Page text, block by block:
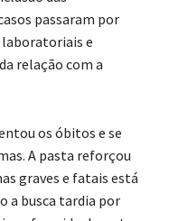
passaram por
laboratoriais e
relação com a
os óbitos e se
A pasta reforçou
graves e fatais está
a busca tardia por